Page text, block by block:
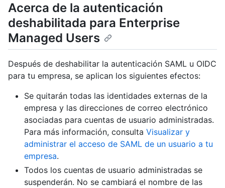
Acerca de la autenticación
deshabilitada para Enterprise
Managed Users
Después de deshabilitar la autenticación SAML u OIDC
para tu empresa, se aplican los siguientes efectos:
Se quitarán todas las identidades externas de la
empresa y las direcciones de correo electrónico
asociadas para cuentas de usuario administradas.
Para más información, consulta Visualizar y
administrar el acceso de SAML de un usuario a tu
empresa.
Todos los cuentas de usuario administradas se
suspenderán. No se cambiará el nombre de las